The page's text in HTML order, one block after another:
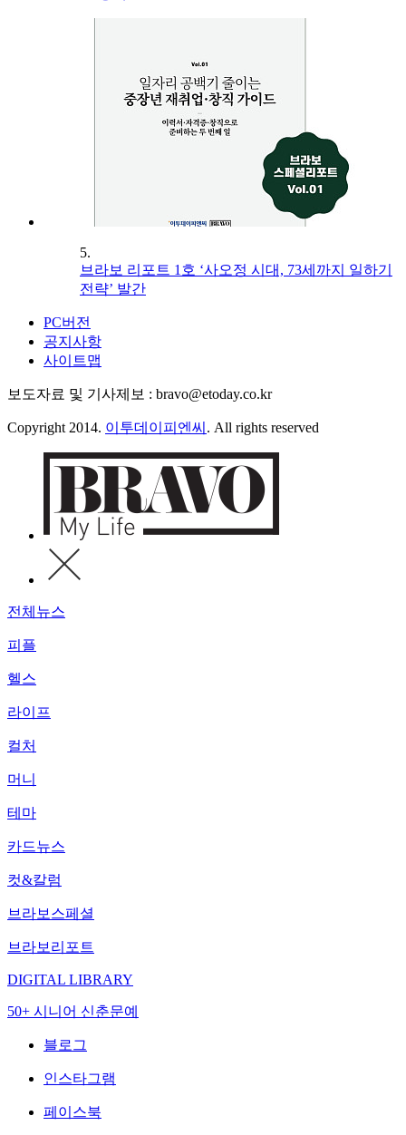
5.
브라보 리포트 1호 ‘사오정 시대, 73세까지 일하기
전략’ 발간
PC버전
공지사항
사이트맵
보도자료 및 기사제보 : bravo@etoday.co.kr
Copyright 2014. 이투데이피엔씨 . All rights reserved
전체뉴스
피플
헬스
라이프
컬처
머니
테마
카드뉴스
컷&칼럼
브라보스페셜
브라보리포트
DIGITAL LIBRARY
50+ 시니어 신춘문예
블로그
인스타그램
페이스북